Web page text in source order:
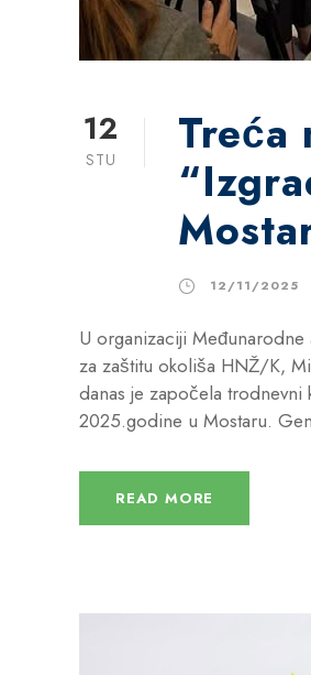
12
STU
Treća
12/11/2025
U organizaciji
za zaštitu okoliša HNŽ/K,
danas je započela
2025.godine u Mostaru.
READ MORE